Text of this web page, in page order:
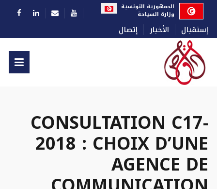
إستقبال الأخبار إتصال
اختر لغتكالجمهورية التونسية
وزارة السياحة
CONSULTATION C17-
2018 : CHOIX D’UNE
AGENCE DE